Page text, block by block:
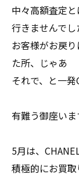
中々高額査定と
行きませんでし
お客様がお戻
た所、じゃあ
それで、と一発
有難う御座いま
5月は、
積極的にお買